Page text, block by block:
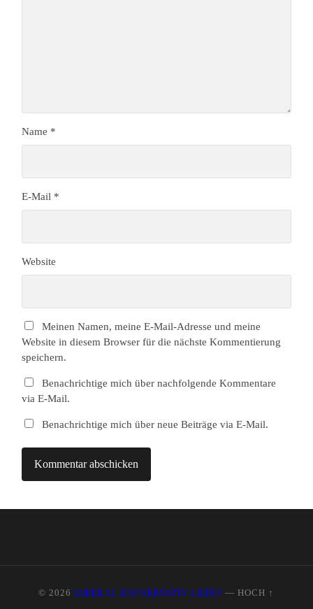
Name *
E-Mail *
Website
Meinen Namen, meine E-Mail-Adresse und meine
Website in diesem Browser für die nächste Kommentierung
speichern.
Benachrichtige mich über nachfolgende Kommentare
via E-Mail.
Benachrichtige mich über neue Beiträge via E-Mail.
© 2026LIBERAL KONSERVATIV LESEN —HOCH ↑